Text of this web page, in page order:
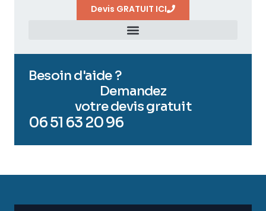
Devis GRATUIT ICI
Besoin d'aide ?
Demandez
votre devis gratuit
06 51 63 20 96